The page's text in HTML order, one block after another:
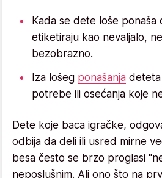
Kada se dete loše ponaša
etiketiraju kao nevaljalo,
bezobrazno.
Iza lošeg ponašanja
potrebe ili osećanja koje
Dete koje baca igračke,
odbija da deli ili usred mirne
besa često se brzo proglasi
neposlušnim. Ali ono što na